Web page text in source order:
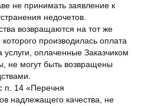
не принимать заявление к
недочетов.
на тот же
производилась оплата
услуги, оплаченные Заказчиком
не могут быть возвращены
14 «Перечня
надлежащего качества, не